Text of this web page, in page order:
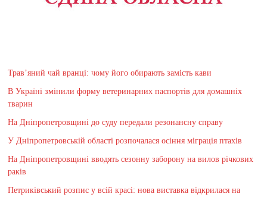
Трав’яний чай вранці: чому його обирають замість кави
В Україні змінили форму ветеринарних паспортів для домашніх
тварин
На Дніпропетровщині до суду передали резонансну справу
У Дніпропетровській області розпочалася осіння міграція птахів
На Дніпропетровщині вводять сезонну заборону на вилов річкових
раків
Петриківський розпис у всій красі: нова виставка відкрилася на